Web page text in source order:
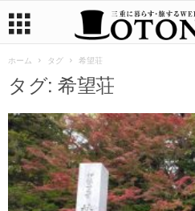
ホーム タグ 希望荘
タグ: 希望荘